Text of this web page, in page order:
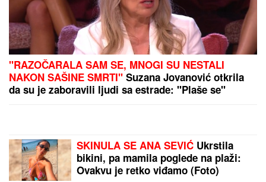
skroz uništen: Ovo su detalji drame
u Crnoj Gori